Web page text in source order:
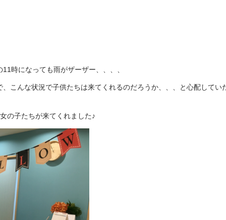
時になっても雨がザーザー、、、、
こんな状況で子供たちは来てくれるのだろうか、、、と心配してい
の子たちが来てくれました♪